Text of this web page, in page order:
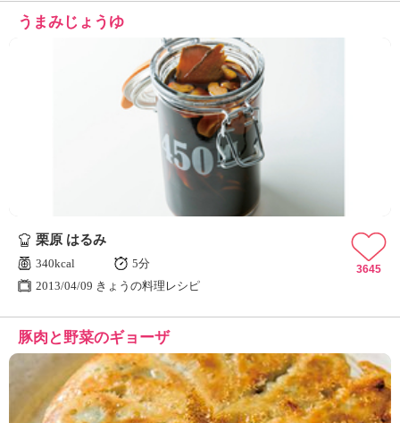
うまみじょうゆ
栗原 はるみ
340kcal
5分
2013/04/09 きょうの料理レシピ
3645
豚肉と野菜のギョーザ